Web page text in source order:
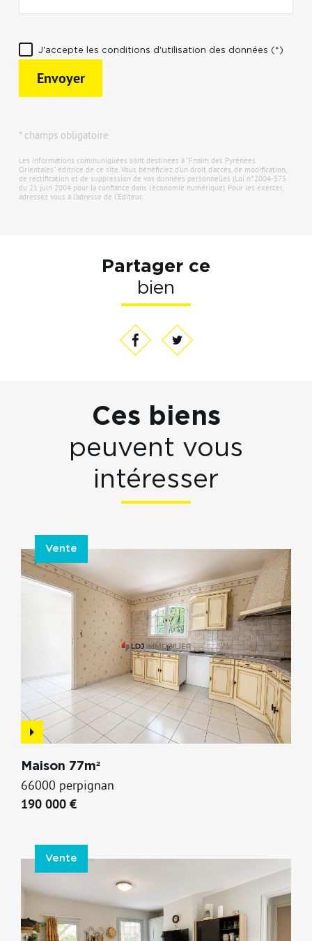
J'accepte les conditions d'utilisation des données (*)
Envoyer
* champs obligatoire
Les informations communiquées sont destinées à "Fnaim des Pyrénées
Orientales" éditrice de ce site. Vous bénéficiez d'un droit d'accès, de modification,
de rectification et de suppression de vos données personnelles (Loi n°2004-575
du 21 juin 2004 pour la confiance dans l'économie numérique). Pour les exercer,
adressez vous à l’adresse de l’Editeur.
Partager ce
bien
Ces biens
peuvent vous
intéresser
Vente
Maison 77m²
66000 perpignan
190 000 €
Vente